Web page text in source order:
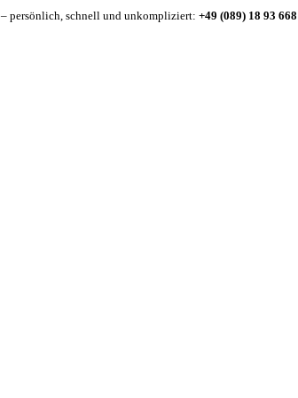
– persönlich, schnell und unkompliziert: +49 (089) 18 93